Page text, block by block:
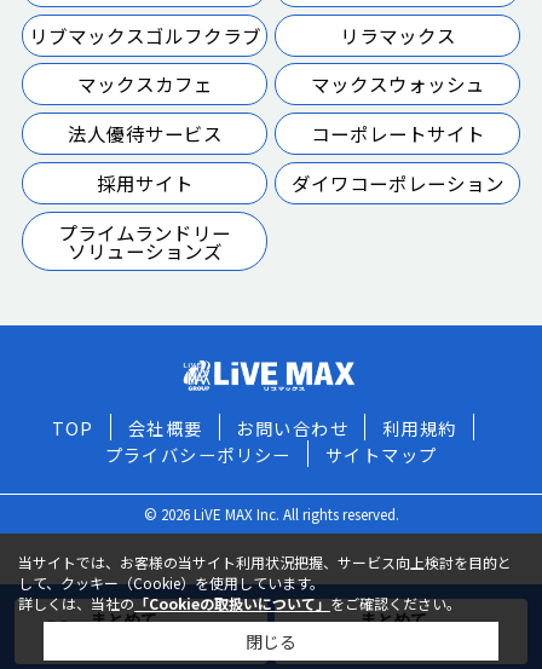
まとめて
まとめて
リブマックスゴルフクラブ
リラマックス
マックスカフェ
マックスウォッシュ
法人優待サービス
コーポレートサイト
採用サイト
ダイワコーポレーション
プライムランドリー
ソリューションズ
TOP 会社概要 お問い合わせ
利用規約
プライバシーポリシー
サイトマップ
© 2026 LiVE MAX Inc. All rights reserved.
当サイトでは、お客様の当サイト利用状況把握、サービス向上検討を目的と
して、クッキー（Cookie）を使用しています。
詳しくは、当社の「Cookieの取扱いについて」をご確認ください。
閉じる